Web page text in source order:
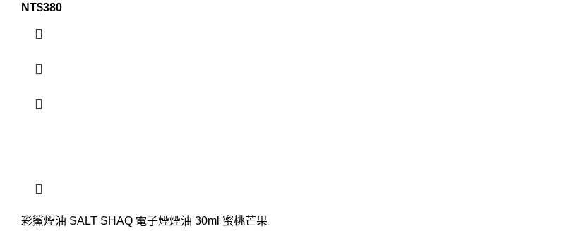
NT$380
彩鯊煙油 SALT SHAQ 電子煙煙油 30ml 蜜桃芒果